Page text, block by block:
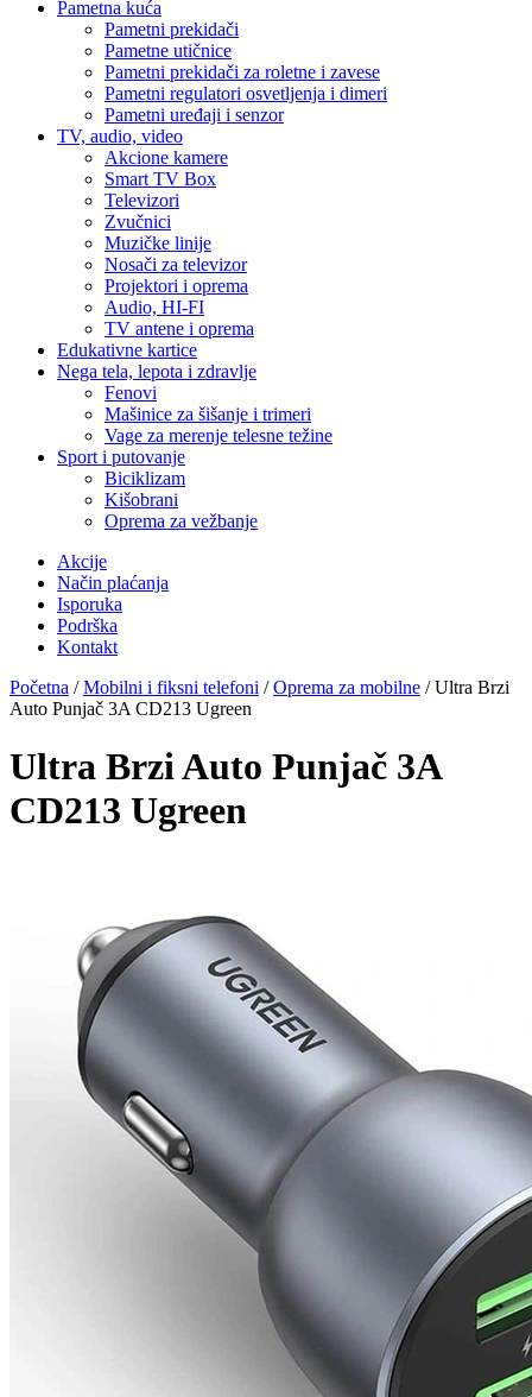
Pametna kuća
Pametni prekidači
Pametne utičnice
Pametni prekidači za roletne i zavese
Pametni regulatori osvetljenja i dimeri
Pametni uređaji i senzor
TV, audio, video
Akcione kamere
Smart TV Box
Televizori
Zvučnici
Muzičke linije
Nosači za televizor
Projektori i oprema
Audio, HI-FI
TV antene i oprema
Edukativne kartice
Nega tela, lepota i zdravlje
Fenovi
Mašinice za šišanje i trimeri
Vage za merenje telesne težine
Sport i putovanje
Biciklizam
Kišobrani
Oprema za vežbanje
Akcije
Način plaćanja
Isporuka
Podrška
Kontakt
Početna /Mobilni i fiksni telefoni /Oprema za mobilne / Ultra Brzi
Auto Punjač 3A CD213 Ugreen
Ultra Brzi Auto Punjač 3A
CD213 Ugreen